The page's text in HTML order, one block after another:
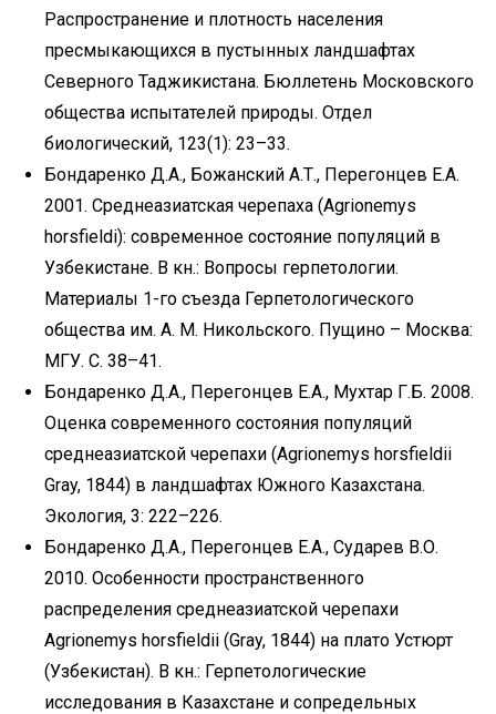
Распространение и плотность населения
пресмыкающихся в пустынных ландшафтах
Северного Таджикистана. Бюллетень Московского
общества испытателей природы. Отдел
биологический, 123(1): 23–33.
Бондаренко Д.А., Божанский А.Т., Перегонцев Е.А.
2001. Среднеазиатская черепаха (Agrionemys
horsfieldi): современное состояние популяций в
Узбекистане. В кн.: Вопросы герпетологии.
Материалы 1-го съезда Герпетологического
общества им. А. М. Никольского. Пущино – Москва:
МГУ. С. 38–41.
Бондаренко Д.А., Перегонцев Е.А., Мухтар Г.Б. 2008.
Оценка современного состояния популяций
среднеазиатской черепахи (Agrionemys horsfieldii
Gray, 1844) в ландшафтах Южного Казахстана.
Экология, 3: 222–226.
Бондаренко Д.А., Перегонцев Е.А., Сударев В.О.
2010. Особенности пространственного
распределения среднеазиатской черепахи
Agrionemys horsfieldii (Gray, 1844) на плато Устюрт
(Узбекистан). В кн.: Герпетологические
исследования в Казахстане и сопредельных